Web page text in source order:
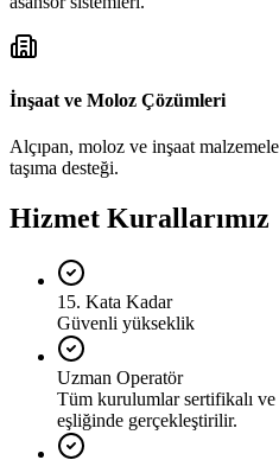
İnşaat ve Moloz Çözümleri
Alçıpan, moloz ve inşaat
taşıma desteği.
Hizmet Kurallarımız
15. Kata Kadar
Güvenli yükseklik
Uzman Operatör
Tüm kurulumlar sertifikalı
eşliğinde gerçekleştirilir.